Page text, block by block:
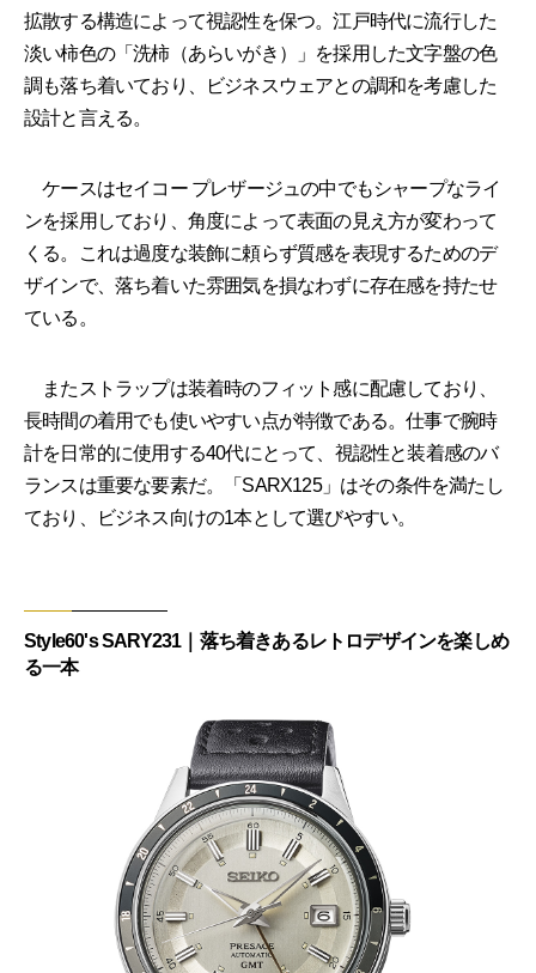
拡散する構造によって視認性を保つ。江戸時代に流行した
淡い柿色の「洗柿（あらいがき）」を採用した文字盤の色
調も落ち着いており、ビジネスウェアとの調和を考慮した
設計と言える。
ケースはセイコー プレザージュの中でもシャープなライ
ンを採用しており、角度によって表面の見え方が変わって
くる。これは過度な装飾に頼らず質感を表現するためのデ
ザインで、落ち着いた雰囲気を損なわずに存在感を持たせ
ている。
またストラップは装着時のフィット感に配慮しており、
長時間の着用でも使いやすい点が特徴である。仕事で腕時
計を日常的に使用する40代にとって、視認性と装着感のバ
ランスは重要な要素だ。「SARX125」はその条件を満たし
ており、ビジネス向けの1本として選びやすい。
Style60's SARY231｜落ち着きあるレトロデザインを楽しめ
る一本